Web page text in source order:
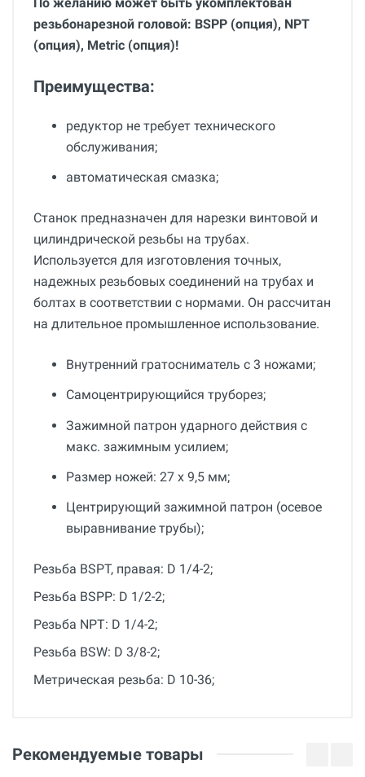
резьбонарезной головой: BSPP (опция), NPT
(опция), Metric (опция)!
Преимущества:
редуктор не требует технического
обслуживания;
автоматическая смазка;
Станок предназначен для нарезки винтовой и
цилиндрической резьбы на трубах.
Используется для изготовления точных,
надежных резьбовых соединений на трубах и
болтах в соответствии с нормами. Он рассчитан
на длительное промышленное использование.
Внутренний гратосниматель с 3 ножами;
Самоцентрирующийся труборез;
Зажимной патрон ударного действия с
макс. зажимным усилием;
Размер ножей: 27 х 9,5 мм;
Центрирующий зажимной патрон (осевое
выравнивание трубы);
Резьба BSPT, правая: D 1/4-2;
Резьба BSPP: D 1/2-2;
Резьба NPT: D 1/4-2;
Резьба BSW: D 3/8-2;
Метрическая резьба: D 10-36;
36 месяцев
Оценка
Рекомендуемые товары